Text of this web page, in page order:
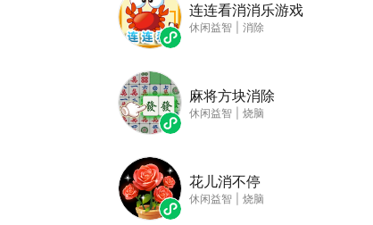
连连看消消乐游戏
休闲益智 消除
麻将方块消除
休闲益智 烧脑
花儿消不停
休闲益智 烧脑